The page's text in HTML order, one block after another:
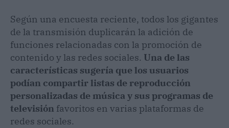
Según una encuesta reciente, todos los gigantes
de la transmisión duplicarán la adición de
funciones relacionadas con la promoción de
contenido y las redes sociales. Una de las
características sugería que los usuarios
podían compartir listas de reproducción
personalizadas de música y sus programas de
televisión favoritos en varias plataformas de
redes sociales.